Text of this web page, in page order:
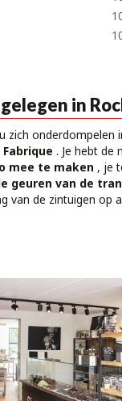
in
zich onderdompelen
. Je hebt de
mee te maken , je
geuren van de
van de zintuigen op